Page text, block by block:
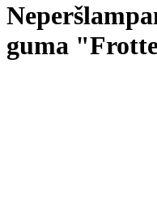
guma